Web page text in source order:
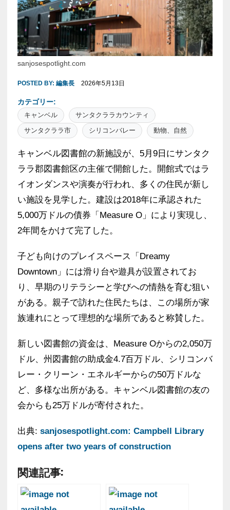
sanjosespotlight.com
POSTED BY: 編集長 2026年5月13日
カテゴリー:
キャンベル
サンタクララカウンティ
サンタクララ市
シリコンバレー 動物、自然
キャンベル図書館の新施設が、5月9日にサンタク
ララ郡図書館区の主催で開館した。開館式ではラ
イオンダンスや演奏が行われ、多くの住民が新し
い施設を見学した。建設は2018年に承認された
5,000万ドルの債券「Measure O」により実現し、
2年間をかけて完了した。
子ども向けのプレイスペース「Dreamy
Downtown」には滑り台や遊具が設置されてお
り、早期のリテラシーと学びへの情熱を育む狙い
がある。親子で訪れた住民たちは、この場所が家
族連れにとって理想的な場所であると称賛した。
新しい図書館の資金は、Measure Oからの2,050万
ドル、州図書館の助成金4.7百万ドル、シリコンバ
レー・クリーン・エネルギーからの50万ドルな
ど、多様な出所がある。キャンベル図書館の友の
会からも25万ドルが寄付された。
出典: sanjosespotlight.com: Campbell Library
opens after two years of construction
関連記事: